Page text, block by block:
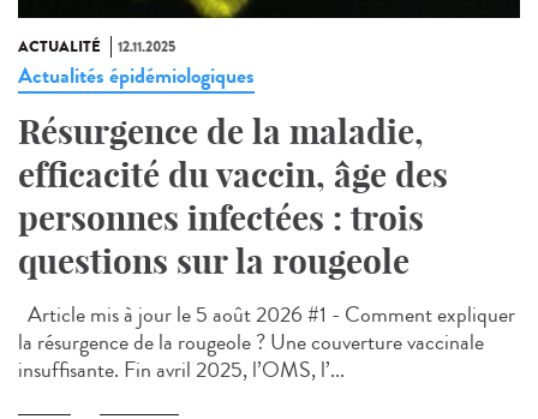
ACTUALITÉ 12.11.2025
Actualités épidémiologiques
Résurgence de la maladie,
efficacité du vaccin, âge des
personnes infectées : trois
questions sur la rougeole
Article mis à jour le 5 août 2026 #1 - Comment expliquer
la résurgence de la rougeole ? Une couverture vaccinale
insuffisante. Fin avril 2025, l’OMS, l’...